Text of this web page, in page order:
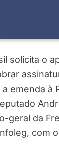
solicita o
emenda à
geral da
com